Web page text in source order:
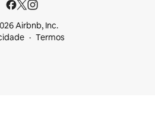
Airbnb, Inc.
Termos